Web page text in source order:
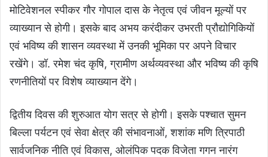
मोटिवेशनल स्पीकर गौर गोपाल दास के नेतृत्व एवं जीवन मूल्यों पर
व्याख्यान से होगी। इसके बाद अभय करंदीकर उभरती प्रौद्योगिकियों
एवं भविष्य की शासन व्यवस्था में उनकी भूमिका पर अपने विचार
रखेंगे। डॉ. रमेश चंद कृषि, ग्रामीण अर्थव्यवस्था और भविष्य की कृषि
रणनीतियों पर विशेष व्याख्यान देंगे।
द्वितीय दिवस की शुरुआत योग सत्र से होगी। इसके पश्चात सुमन
बिल्ला पर्यटन एवं सेवा क्षेत्र की संभावनाओं, शशांक मणि त्रिपाठी
सार्वजनिक नीति एवं विकास, ओलंपिक पदक विजेता गगन नारंग